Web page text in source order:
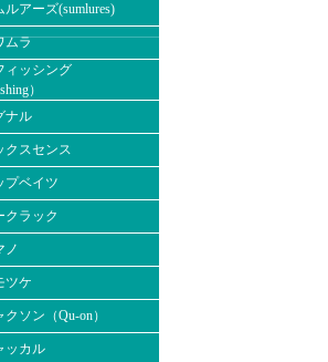
ルアーズ(sumlures)
ムラ
ィッシング
）
ナル
クスセンス
プベイツ
クラック
ノ
ツケ
クソン（Qu-on）
ッカル